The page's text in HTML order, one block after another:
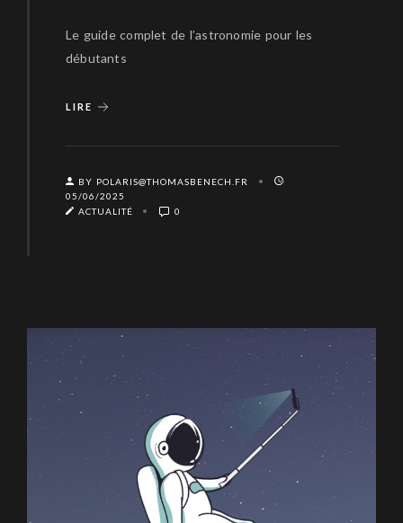
Le guide complet de l’astronomie pour les
débutants
LIRE
BY POLARIS@THOMASBENECH.FR
05/06/2025
ACTUALITÉ
0